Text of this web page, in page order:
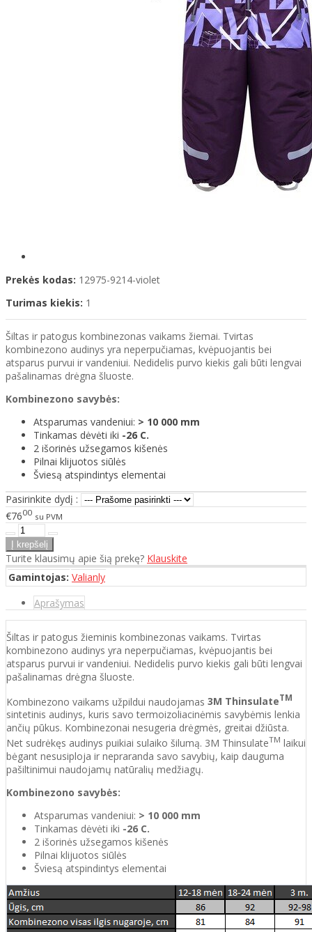
Prekės kodas: 12975-9214-violet
Turimas kiekis: 1
Šiltas ir patogus kombinezonas vaikams žiemai. Tvirtas
kombinezono audinys yra neperpučiamas, kvėpuojantis bei
atsparus purvui ir vandeniui. Nedidelis purvo kiekis gali būti lengvai
pašalinamas drėgna šluoste.
Kombinezono savybės:
Atsparumas vandeniui: > 10 000 mm
Tinkamas dėvėti iki -26 C.
2 išorinės užsegamos kišenės
Pilnai klijuotos siūlės
Šviesą atspindintys elementai
Pasirinkite dydį :
€7600 su PVM
Turite klausimų apie šią prekę? Klauskite
Gamintojas: Valianly
Aprašymas
Šiltas ir patogus žieminis kombinezonas vaikams. Tvirtas
kombinezono audinys yra neperpučiamas, kvėpuojantis bei
atsparus purvui ir vandeniui. Nedidelis purvo kiekis gali būti lengvai
pašalinamas drėgna šluoste.
Kombinezono vaikams užpildui naudojamas 3M ThinsulateTM
sintetinis audinys, kuris savo termoizoliacinėmis savybėmis lenkia
ančių pūkus. Kombinezonai nesugeria drėgmės, greitai džiūsta.
Net sudrėkęs audinys puikiai sulaiko šilumą. 3M ThinsulateTM laikui
bėgant nesusiploja ir nepraranda savo savybių, kaip dauguma
pašiltinimui naudojamų natūralių medžiagų.
Kombinezono savybės:
Atsparumas vandeniui: > 10 000 mm
Tinkamas dėvėti iki -26 C.
2 išorinės užsegamos kišenės
Pilnai klijuotos siūlės
Šviesą atspindintys elementai